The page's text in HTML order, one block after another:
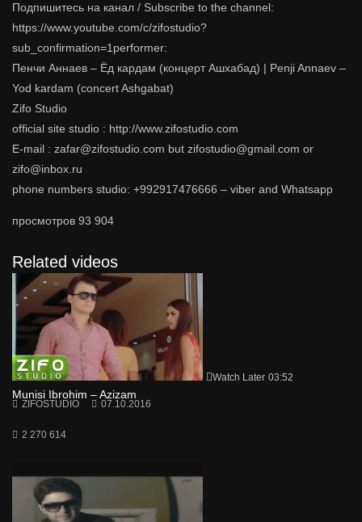
Подпишитесь на канал / Subscribe to the channel:
https://www.youtube.com/c/zifostudio?
sub_confirmation=1performer:
Пенчи Аннаев – Ёд кардам (концерт Ашхабад) | Penji Annaev –
Yod kardam (concert Ashgabat)
Zifo Studio
official site studio : http://www.zifostudio.com
E-mail : zafar@zifostudio.com but zifostudio@gmail.com or
zifo@inbox.ru
phone numbers studio: +992917476666 – viber and Whatsapp
просмотров 93 904
Related videos
Watch Later 03:52
Munisi Ibrohim – Azizam
ZIFOSTUDIO 07.10.2016
2 270 614